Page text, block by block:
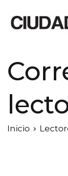
Inicio